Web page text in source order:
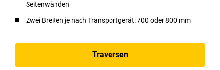
Seitenwänden
Zwei Breiten je nach Transportgerät: 700 oder 800 mm
Traversen